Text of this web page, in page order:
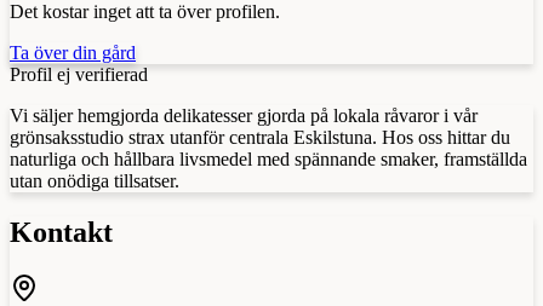
Det kostar inget att ta över profilen.
Ta över din gård
Profil ej verifierad
Vi säljer hemgjorda delikatesser gjorda på lokala råvaror i vår
grönsaksstudio strax utanför centrala Eskilstuna. Hos oss hittar du
naturliga och hållbara livsmedel med spännande smaker, framställda
utan onödiga tillsatser.
Kontakt